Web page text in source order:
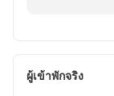
朝食付にしまし
ผู้เข้าพักจริง